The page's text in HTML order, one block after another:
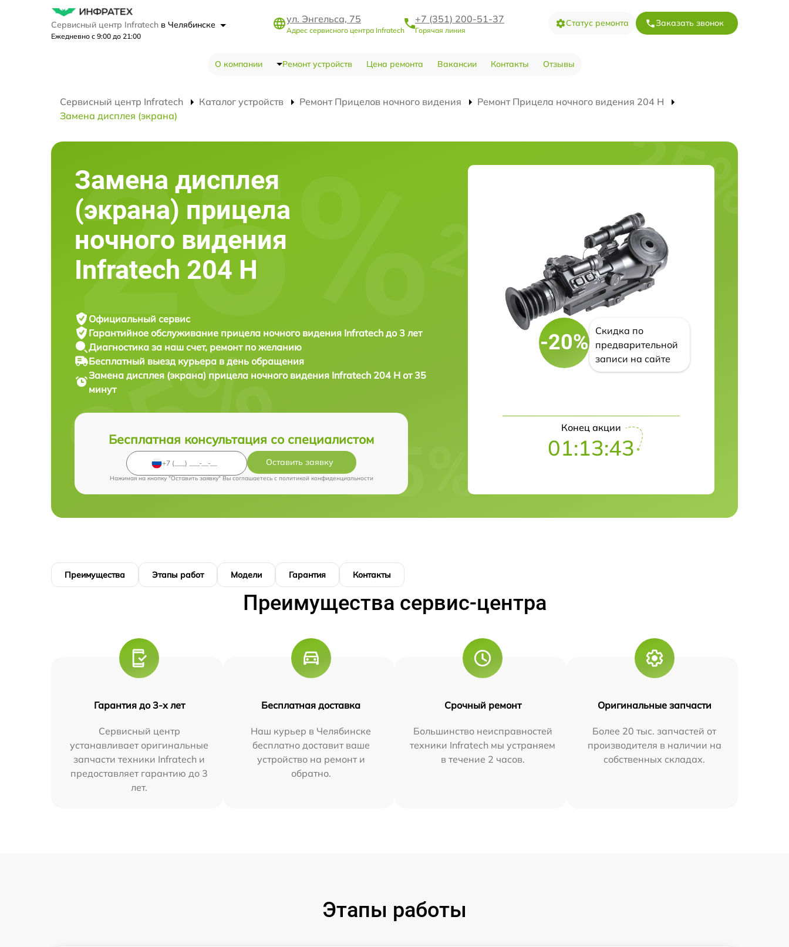
Сервисный центр Infratech в Челябинске
Ежедневно с 9:00 до 21:00
ул. Энгельса, 75
Адрес сервисного центра Infratech
+7 (351) 200-51-37
Горячая линия
Статус ремонта Заказать звонок
О компании Ремонт устройств Цена ремонта Вакансии Контакты Отзывы
Сервисный центр Infratech Каталог устройств Ремонт Прицелов ночного видения
Ремонт Прицела ночного видения 204 Н
Замена дисплея (экрана)
Замена дисплея
(экрана) прицела
ночного видения
Infratech 204 Н
Официальный сервис
Гарантийное обслуживание прицела ночного видения Infratech до 3 лет
Диагностика за наш счет, ремонт по желанию
Бесплатный выезд курьера в день обращения
Замена дисплея (экрана) прицела ночного видения Infratech 204 Н от 35
минут
Бесплатная консультация со специалистом
Оставить заявку
Нажимая на кнопку "Оставить заявку" Вы соглашаетесь c политикой конфиденциальности
-20%
Скидка по
предварительной
записи на сайте
Конец акции
01:13:41
Преимущества Этапы работ Модели Гарантия Контакты
Преимущества сервис-центра
Гарантия до 3-х лет
Сервисный центр
устанавливает оригинальные
запчасти техники Infratech и
предоставляет гарантию до 3
лет.
Бесплатная доставка
Наш курьер в Челябинске
бесплатно доставит ваше
устройство на ремонт и
обратно.
Срочный ремонт
Большинство неисправностей
техники Infratech мы устраняем
в течение 2 часов.
Оригинальные запчасти
Более 20 тыс. запчастей от
производителя в наличии на
собственных складах.
Этапы работы